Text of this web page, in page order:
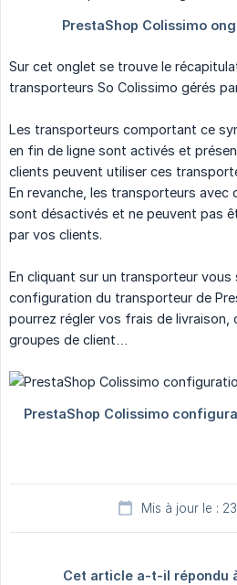
Sur cet onglet se trouve le
transporteurs So Colissimo gérés
Les transporteurs comportant ce
en fin de ligne sont activés et
clients peuvent utiliser ces
En revanche, les transporteurs avec
sont désactivés et ne peuvent pas
par vos clients.
En cliquant sur un transporteur vous
configuration du transporteur de
pourrez régler vos frais de livraison,
groupes de client…
Mis à jour le :
Cet article a-t-il répondu